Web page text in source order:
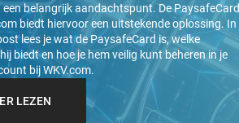
een belangrijk aandachtspunt. De PaysafeCard
biedt hiervoor een uitstekende oplossing. In
lees je wat de PaysafeCard is, welke
biedt en hoe je hem veilig kunt beheren in je
bij WKV.com.
LEZEN